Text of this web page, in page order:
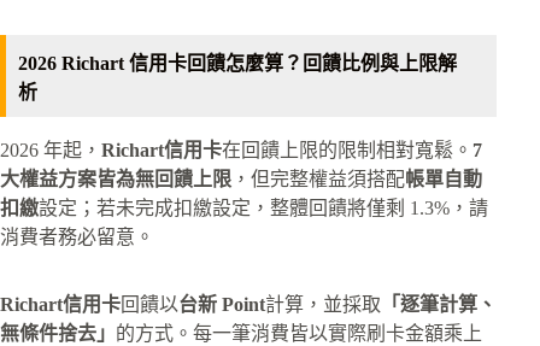
2026 Richart 信用卡回饋怎麼算？回饋比例與上限解
析
2026 年起， Richart信用卡在回饋上限的限制相對寬鬆。 7
大權益方案皆為無回饋上限 ，但完整權益須搭配帳單自動
扣繳設定；若未完成扣繳設定，整體回饋將僅剩 1.3%，請
消費者務必留意。
Richart信用卡回饋以台新 Point計算，並採取 「逐筆計算、
無條件捨去」 的方式。每一筆消費皆以實際刷卡金額乘上